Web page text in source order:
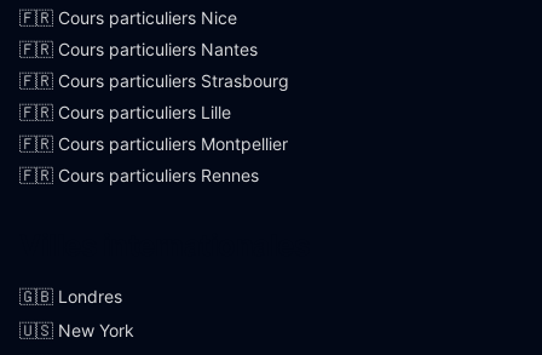
🇫🇷 Cours particuliers Nice
🇫🇷 Cours particuliers Nantes
🇫🇷 Cours particuliers Strasbourg
🇫🇷 Cours particuliers Lille
🇫🇷 Cours particuliers Montpellier
🇫🇷 Cours particuliers Rennes
🇬🇧 Londres
🇺🇸 New York